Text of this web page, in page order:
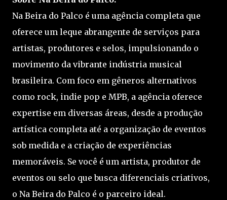
Na Beira do Palco é uma agência completa que
oferece um leque abrangente de serviços para
artistas, produtores e selos, impulsionando o
movimento da vibrante indústria musical
brasileira. Com foco em gêneros alternativos
como rock, indie pop e MPB, a agência oferece
expertise em diversas áreas, desde a produção
artística completa até a organização de eventos
sob medida e a criação de experiências
memoráveis. Se você é um artista, produtor de
eventos ou selo que busca diferenciais criativos,
o Na Beira do Palco é o parceiro ideal.